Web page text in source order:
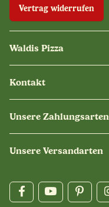
Vertrag widerrufen
Waldis Pizza
Kontakt
Unsere Zahlungsarten
Unsere Versandarten